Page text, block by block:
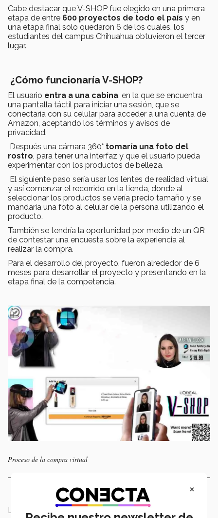
Cabe destacar que V-SHOP fue elegido en una primera
etapa de entre 600 proyectos de todo el país y en
una etapa final solo quedaron 6 de los cuales, los
estudiantes del campus Chihuahua obtuvieron el tercer
lugar.
¿Cómo funcionaría V-SHOP?
El usuario entra a una cabina, en la que se encuentra
una pantalla táctil para iniciar una sesión, que se
conectaría con su celular para acceder a una cuenta de
Amazon, aceptando los términos y avisos de
privacidad.
Después una cámara 360° tomaría una foto del
rostro, para tener una interfaz y que el usuario pueda
experimentar con los productos de belleza.
El siguiente paso sería usar los lentes de realidad virtual
y así comenzar el recorrido en la tienda, donde al
seleccionar los productos se vería precio tamaño y se
mandaría una foto al celular de la persona utilizando el
producto.
También se tendría la oportunidad por medio de un QR
de contestar una encuesta sobre la experiencia al
realizar la compra.
Para el desarrollo del proyecto, fueron alrededor de 6
meses para desarrollar el proyecto y presentando en la
etapa final de la competencia.
Proceso de la compra virtual
Los estudiantes recibieron la asesoría de expertos y
×